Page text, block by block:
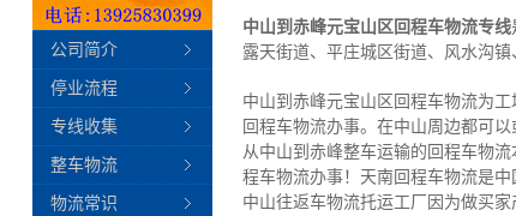
中山到赤峰元宝山区回程车物流专线
露天街道、平庄城区街道、风水沟
中山到赤峰元宝山区回程车物流为
回程车物流办事。在中山周边都可
从中山到赤峰整车运输的回程车物
程车物流办事！天南回程车物流是
中山往返车物流托运工厂因为做买
公司简介
停业流程
专线收集
整车物流
物流常识